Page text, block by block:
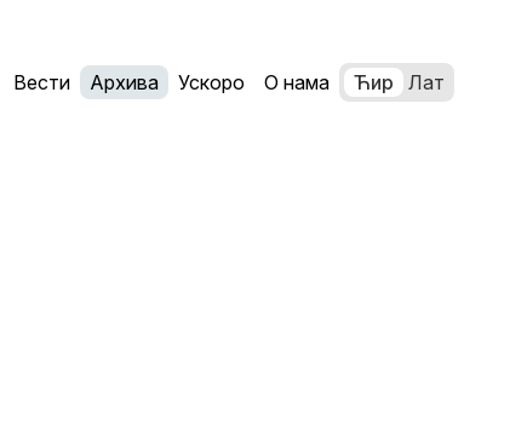
Вести Архива Ускоро О нама Ћир Лат